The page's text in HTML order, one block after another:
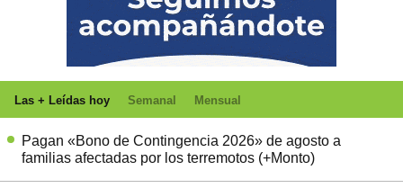
Las + Leídas hoy Semanal Mensual
Pagan «Bono de Contingencia 2026» de agosto a
familias afectadas por los terremotos (+Monto)